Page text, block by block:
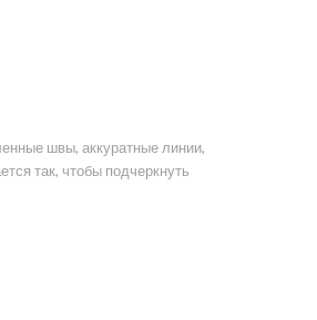
швы, аккуратные линии,
так, чтобы подчеркнуть